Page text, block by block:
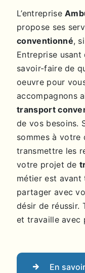
L’entreprise
propose ses
conventionné,
Entreprise usant
savoir-faire de
oeuvre pour
accompagnons
transport
de vos besoins.
sommes à votre
transmettre les
votre projet de
métier est
partager avec
désir de réussir.
et travaille avec
En